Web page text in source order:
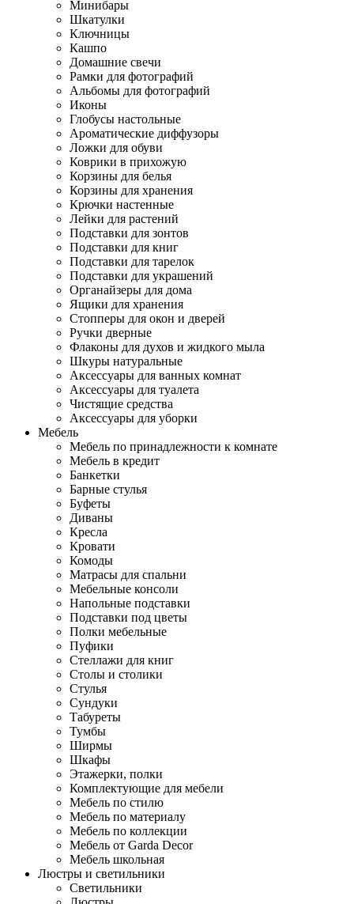
Минибары
Шкатулки
Ключницы
Кашпо
Домашние свечи
Рамки для фотографий
Альбомы для фотографий
Иконы
Глобусы настольные
Ароматические диффузоры
Ложки для обуви
Коврики в прихожую
Корзины для белья
Корзины для хранения
Крючки настенные
Лейки для растений
Подставки для зонтов
Подставки для книг
Подставки для тарелок
Подставки для украшений
Органайзеры для дома
Ящики для хранения
Стопперы для окон и дверей
Ручки дверные
Флаконы для духов и жидкого мыла
Шкуры натуральные
Аксессуары для ванных комнат
Аксессуары для туалета
Чистящие средства
Аксессуары для уборки
Мебель
Мебель по принадлежности к комнате
Мебель в кредит
Банкетки
Барные стулья
Буфеты
Диваны
Кресла
Кровати
Комоды
Матрасы для спальни
Мебельные консоли
Напольные подставки
Подставки под цветы
Полки мебельные
Пуфики
Стеллажи для книг
Столы и столики
Стулья
Сундуки
Табуреты
Тумбы
Ширмы
Шкафы
Этажерки, полки
Комплектующие для мебели
Мебель по стилю
Мебель по материалу
Мебель по коллекции
Мебель от Garda Decor
Мебель школьная
Люстры и светильники
Светильники